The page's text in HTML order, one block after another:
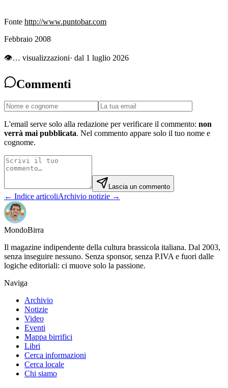
Fonte http://www.puntobar.com
Febbraio 2008
👁… visualizzazioni· dal 1 luglio 2026
Commenti
L'email serve solo alla redazione per verificare il commento: non
verrà mai pubblicata. Nel commento appare solo il tuo nome e
cognome.
Lascia un commento
← Indice articoliArchivio notizie →
MondoBirra
Il magazine indipendente della cultura brassicola italiana. Dal 2003,
senza inseguire nessuno. Senza sponsor, senza P.IVA e fuori dalle
logiche editoriali: ci muove solo la passione.
Naviga
Archivio
Notizie
Video
Eventi
Mappa birrifici
Libri
Cerca informazioni
Cerca locale
Chi siamo